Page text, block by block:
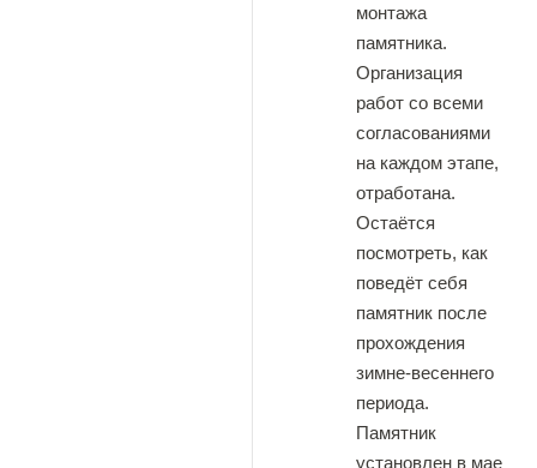
монтажа
памятника.
Организация
работ со всеми
согласованиями
на каждом этапе,
отработана.
Остаётся
посмотреть, как
поведёт себя
памятник после
прохождения
зимне-весеннего
периода.
Памятник
установлен в мае